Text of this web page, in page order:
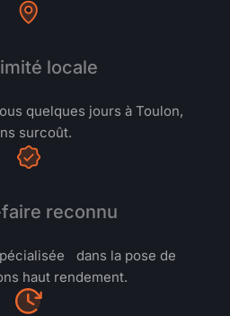
locale
quelques jours à Toulon,
surcoût.
reconnu
dans la pose de
haut rendement.